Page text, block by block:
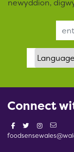
newyddion,
Language
Connect